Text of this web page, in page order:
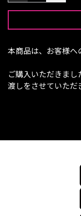
本商品は、お客様へ
ご購入いただきま
渡しをさせていただ